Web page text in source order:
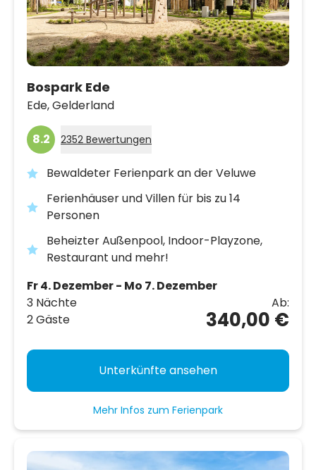
Bospark Ede
Ede,Gelderland
8.2 2352 Bewertungen
Bewaldeter Ferienpark an der Veluwe
Ferienhäuser und Villen für bis zu 14
Personen
Beheizter Außenpool, Indoor-Playzone,
Restaurant und mehr!
Fr 4. Dezember - Mo 7. Dezember
3 Nächte
2 Gäste
Ab:
340,00 €
Unterkünfte ansehen
Mehr Infos zum Ferienpark